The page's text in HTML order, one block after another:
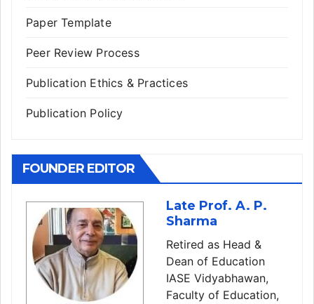
Paper Template
Peer Review Process
Publication Ethics & Practices
Publication Policy
FOUNDER EDITOR
Late Prof. A. P.
Sharma
Retired as Head &
Dean of Education
IASE Vidyabhawan,
Faculty of Education,